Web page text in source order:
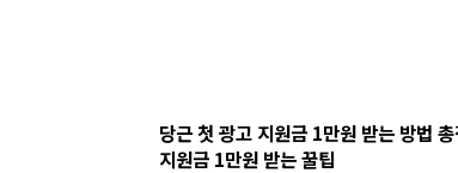
당근 첫 광고 지원금 1만원 받는 방법
지원금 1만원 받는 꿀팁